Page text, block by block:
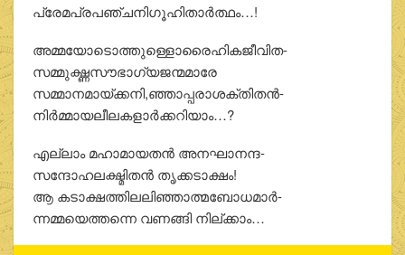
പ്രേമപ്രപഞ്ചനിഗൂഹിതാര്‍ത്ഥം…!
അമ്മയോടൊത്തുള്ളൊരൈഹികജീവിത-
സമ്മുഗ്ദ്ധസൗഭാഗ്യജന്മമാരേ
സമ്മാനമായ്ക്കനി,ഞ്ഞാപ്പരാശക്തിതന്‍-
നിര്‍മ്മായലീലകളാര്‍ക്കറിയാം…?
എല്ലാം മഹാമായതന്‍ അനഘാനന്ദ-
സന്ദോഹലക്ഷ്മിതന്‍ തൃക്കടാക്ഷം!
ആ കടാക്ഷത്തിലലിഞ്ഞാത്മബോധമാര്‍-
ന്നമ്മയെത്തന്നെ വണങ്ങി നില്ക്കാം…